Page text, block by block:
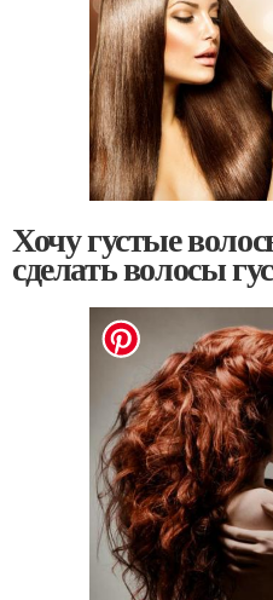
Хочу густые
сделать волосы